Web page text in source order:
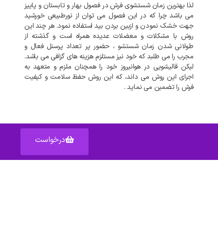
لذا بهترین زمان شستشوی فرش در فصول بهار و تابستان و پاییز
می باشد چرا که در این فصول می توان از نورطبیعی خورشید
جهت خشک نمودن و ازبین بردن بید استفاده نمود. هر چند این
روش با مشکلات و معضلات عدیده همراه است و گذشته از
طولانی شدن زمان شستشو ، حضور پر تعداد پرسنل فعال و
مجرب را می طلبد که خود نیز مستلزم هزینه های گزافی می باشد.
لیکن قالیشویی در هوانیروز خود را همچنان ملزم و متعهد به
اجرای این روش می داند، که این روش حفظ سلامت و کیفیت
فرش را تضمین می نماید .
درخواست